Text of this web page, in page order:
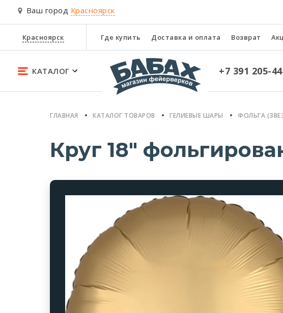
Ваш город Красноярск
Красноярск Где купить Доставка и оплата Возврат
КАТАЛОГ +7 391 205-
ГЛАВНАЯ КАТАЛОГ ТОВАРОВ ГЕЛИЕВЫЕ ШАРЫ ФОЛЬГА
Круг 18"